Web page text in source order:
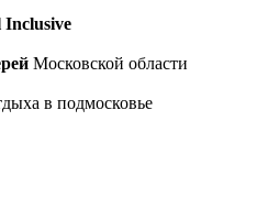
Inclusive
Московской области
в подмосковье